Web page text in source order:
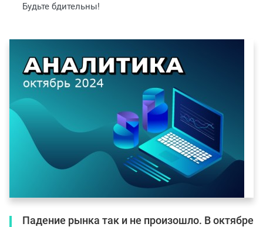
Будьте бдительны!
Падение рынка так и не произошло. В октябре